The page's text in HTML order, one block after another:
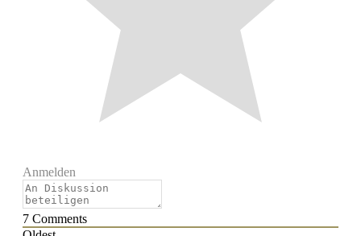
Anmelden
7 Comments